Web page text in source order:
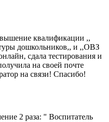
квалификации ,,
дошкольников,, и ,,ОВЗ
сдала тестирования и
на своей почте
на связи! Спасибо!
2 раза: " Воспитатель